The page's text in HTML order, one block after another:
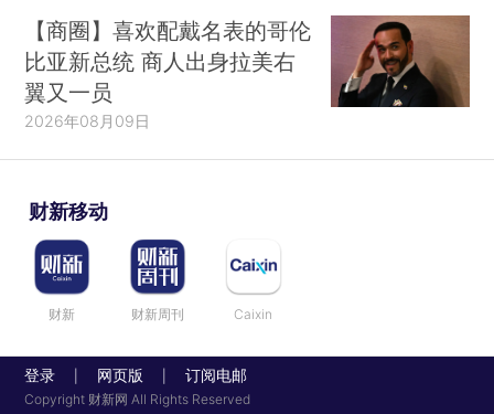
【商圈】喜欢配戴名表的哥伦
比亚新总统 商人出身拉美右
翼又一员
2026年08月09日
财新移动
财新 财新周刊 Caixin
登录 网页版 订阅电邮
Copyright 财新网 All Rights Reserved